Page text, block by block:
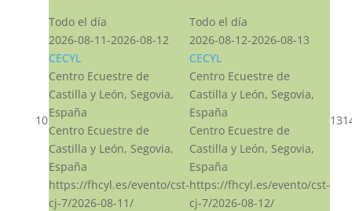
10
Todo el día
2026-08-11-2026-08-12
CECYL
Centro Ecuestre de
Castilla y León, Segovia,
España
Centro Ecuestre de
Castilla y León, Segovia,
España
https://fhcyl.es/evento/cst-
cj-7/2026-08-11/
Todo el día
2026-08-12-2026-08-13
CECYL
Centro Ecuestre de
Castilla y León, Segovia,
España
Centro Ecuestre de
Castilla y León, Segovia,
España
https://fhcyl.es/evento/cst-
cj-7/2026-08-12/
13